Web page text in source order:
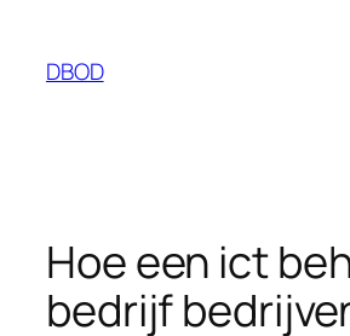
DBOD
Hoe een ict
bedrijf